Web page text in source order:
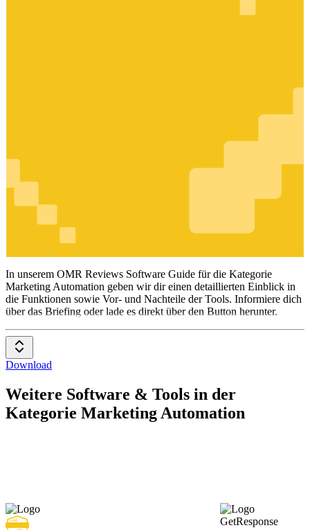
MarketingAutomation
In unserem OMR Reviews Software Guide für die Kategorie
Marketing Automation geben wir dir einen detaillierten Einblick in
die Funktionen sowie Vor- und Nachteile der Tools. Informiere dich
über das Briefing oder lade es direkt über den Button herunter.
Download
Weitere Software & Tools in der
Kategorie Marketing Automation
GetResponse